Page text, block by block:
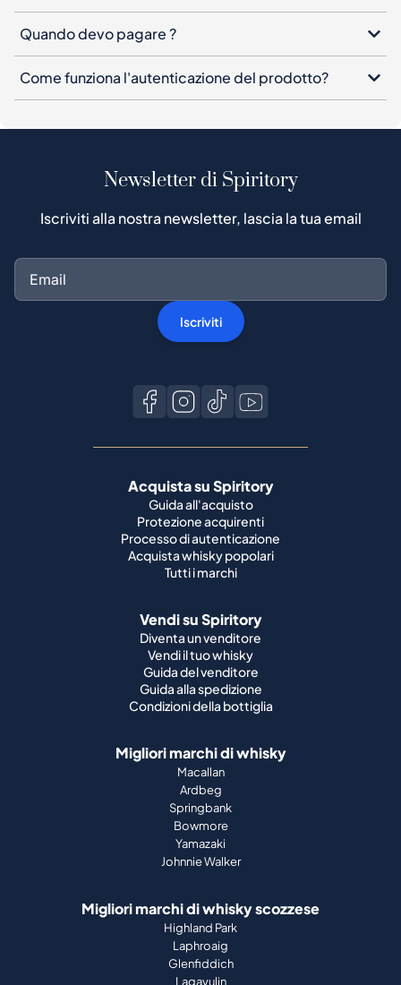
Quando devo pagare ?
Come funziona l'autenticazione del prodotto?
Newsletter di Spiritory
Iscriviti alla nostra newsletter, lascia la tua email
Iscriviti
Acquista su Spiritory
Guida all'acquisto
Protezione acquirenti
Processo di autenticazione
Acquista whisky popolari
Tutti i marchi
Vendi su Spiritory
Diventa un venditore
Vendi il tuo whisky
Guida del venditore
Guida alla spedizione
Condizioni della bottiglia
Migliori marchi di whisky
Macallan
Ardbeg
Springbank
Bowmore
Yamazaki
Johnnie Walker
Migliori marchi di whisky scozzese
Highland Park
Laphroaig
Glenfiddich
Lagavulin